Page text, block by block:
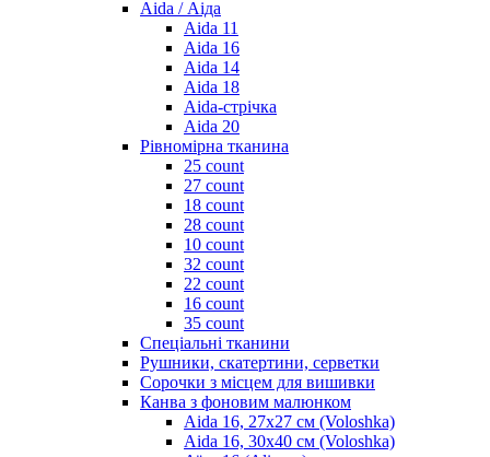
Aida / Аіда
Aida 11
Aida 16
Aida 14
Aida 18
Aida-стрічка
Aida 20
Рівномірна тканина
25 count
27 count
18 count
28 count
10 count
32 count
22 count
16 count
35 count
Спеціальні тканини
Рушники, скатертини, серветки
Сорочки з місцем для вишивки
Канва з фоновим малюнком
Aida 16, 27х27 см (Voloshka)
Aida 16, 30х40 см (Voloshka)